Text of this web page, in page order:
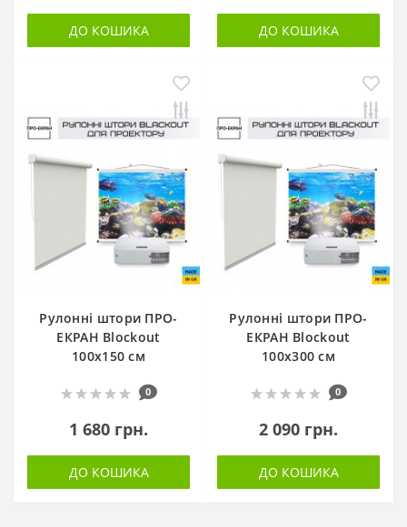
ДО КОШИКА ДО КОШИКА
Рулонні штори ПРО-
ЕКРАН Blockout
100х150 см
0
1 680 грн.
ДО КОШИКА
Рулонні штори ПРО-
ЕКРАН Blockout
100х300 см
0
2 090 грн.
ДО КОШИКА